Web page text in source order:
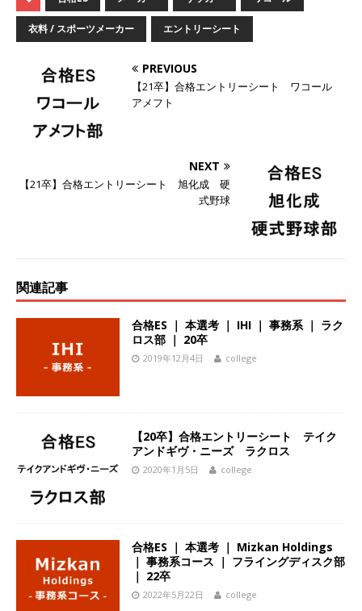
り速く、高い成長を求める人には超魅力的な挑戦
環境!! ｜ 日本で初めてインターネット広告事業を
始めたパイオニア企業 ｜ CARTA HOLDINGS
体育会積極採用企業
療機関向け広告・人材営業 ｜ 未経験からコンサ
ル、マーケティング、ブランディングが経験でき
る ｜ 土日祝休み ｜ 年間休日124日 ｜ ギミック
れる仕事体験開催 】大阪勤務・転勤なし ｜ 関西
知名度抜群の総合不動産会社 ｜ マンション販売
｜ エスリード
体育会積極採用企業
[ 2026年5月14日 ]
【 28卒 ｜ 30分のオンライン
収1,000万円目指せる ｜ 賞与年4回・年間休日
120日以上 ｜ ジブラルタ生命
体育会積極採用
企業
衣料 / スポーツメーカー エントリーシート
PREVIOUS
【21卒】合格エントリーシート ワコール
アメフト
NEXT
【21卒】合格エントリーシート 旭化成 硬
式野球
関連記事
合格ES ｜ 本選考 ｜ IHI ｜ 事務系 ｜ ラク
ロス部 ｜ 20卒
2019年12月4日 college
【20卒】合格エントリーシート テイク
アンドギヴ・ニーズ ラクロス
2020年1月5日 college
合格ES ｜ 本選考 ｜ Mizkan Holdings
｜ 事務系コース ｜ フライングディスク部
｜ 22卒
2022年5月22日 college